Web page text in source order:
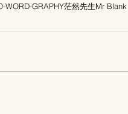
WORD-GRAPHY茫然先生Mr Blank